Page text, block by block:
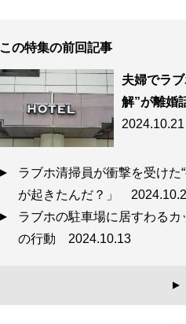
この特集の前回記事
夫婦でラ
解”が離婚
2024.10.21
ラブホ清掃員が衝撃を受けた
が起きたんだ？」
ラブホの駐車場に居すわる
の行動 2024.10.13
▲